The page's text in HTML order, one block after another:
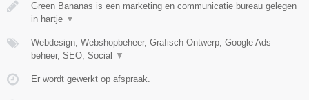
Green Bananas is een marketing en communicatie bureau gelegen
in hartje ▼
Webdesign, Webshopbeheer, Grafisch Ontwerp, Google Ads
beheer, SEO, Social
▼
Er wordt gewerkt op afspraak.